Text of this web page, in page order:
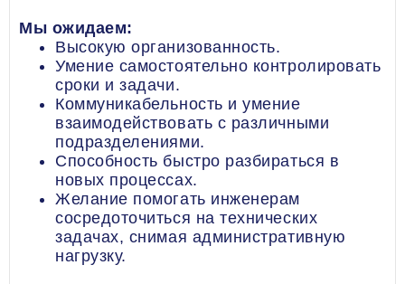
Мы ожидаем:
Высокую организованность.
Умение самостоятельно контролировать
сроки и задачи.
Коммуникабельность и умение
взаимодействовать с различными
подразделениями.
Способность быстро разбираться в
новых процессах.
Желание помогать инженерам
сосредоточиться на технических
задачах, снимая административную
нагрузку.